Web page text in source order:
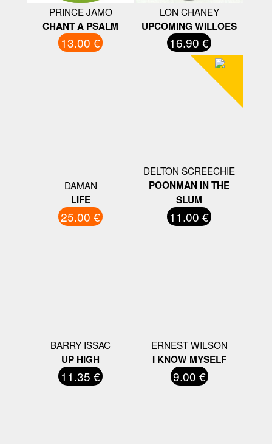
PRINCE JAMO
CHANT A PSALM
13.00 €
LON CHANEY
UPCOMING WILLOES
16.90 €
DAMAN
LIFE
25.00 €
DELTON SCREECHIE
POONMAN IN THE
SLUM
11.00 €
BARRY ISSAC
UP HIGH
11.35 €
ERNEST WILSON
I KNOW MYSELF
9.00 €